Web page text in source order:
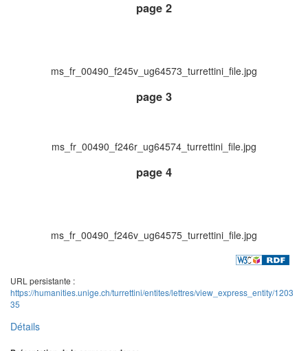
page 2
ms_fr_00490_f245v_ug64573_turrettini_file.jpg
page 3
ms_fr_00490_f246r_ug64574_turrettini_file.jpg
page 4
ms_fr_00490_f246v_ug64575_turrettini_file.jpg
URL persistante :
https://humanities.unige.ch/turrettini/entites/lettres/view_express_entity/1203
35
Détails